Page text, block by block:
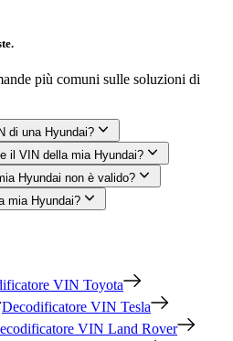
più comuni sulle soluzioni di
di una Hyundai?
il VIN della mia Hyundai?
Hyundai non è valido?
mia Hyundai?
VIN Toyota
Decodificatore VIN Tesla
VIN Land Rover